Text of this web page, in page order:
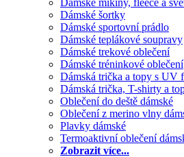
Dámské mikiny, fleece a
Dámské šortky
Dámské sportovní prádlo
Dámské teplákové soupravy
Dámské trekové oblečení
Dámské tréninkové oblečení
Dámská trička a topy s UV
Dámská trička, T-shirty a
Oblečení do deště dámské
Oblečení z merino vlny
Plavky dámské
Termoaktivní oblečení
Zobrazit více...